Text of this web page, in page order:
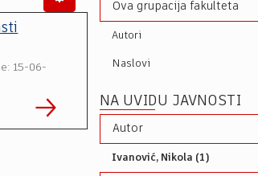
15-06-
Ova grupacija fakulteta
Autori
Naslovi
NA UVIDU JAVNOSTI
Autor
Ivanović, Nikola (1)